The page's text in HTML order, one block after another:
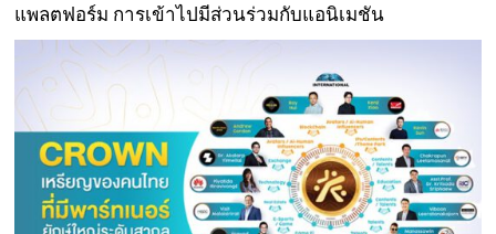
แพลตฟอร์ม การเข้าไปมีส่วนร่วมกับแอนิเมชัน